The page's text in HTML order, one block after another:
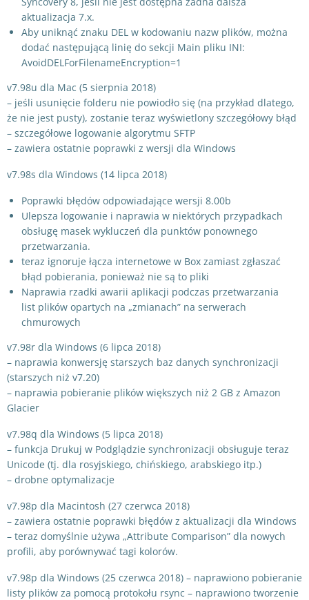
aktualizacja 7.x.
Aby uniknąć znaku DEL w kodowaniu nazw plików, można
dodać następującą linię do sekcji Main pliku INI:
AvoidDELForFilenameEncryption=1
v7.98u dla Mac (5 sierpnia 2018)
– jeśli usunięcie folderu nie powiodło się (na przykład dlatego,
że nie jest pusty), zostanie teraz wyświetlony szczegółowy błąd
– szczegółowe logowanie algorytmu SFTP
– zawiera ostatnie poprawki z wersji dla Windows
v7.98s dla Windows (14 lipca 2018)
Poprawki błędów odpowiadające wersji 8.00b
Ulepsza logowanie i naprawia w niektórych przypadkach
obsługę masek wykluczeń dla punktów ponownego
przetwarzania.
teraz ignoruje łącza internetowe w Box zamiast zgłaszać
błąd pobierania, ponieważ nie są to pliki
Naprawia rzadki awarii aplikacji podczas przetwarzania
list plików opartych na „zmianach” na serwerach
chmurowych
v7.98r dla Windows (6 lipca 2018)
– naprawia konwersję starszych baz danych synchronizacji
(starszych niż v7.20)
– naprawia pobieranie plików większych niż 2 GB z Amazon
Glacier
v7.98q dla Windows (5 lipca 2018)
– funkcja Drukuj w Podglądzie synchronizacji obsługuje teraz
Unicode (tj. dla rosyjskiego, chińskiego, arabskiego itp.)
– drobne optymalizacje
v7.98p dla Macintosh (27 czerwca 2018)
– zawiera ostatnie poprawki błędów z aktualizacji dla Windows
– teraz domyślnie używa „Attribute Comparison” dla nowych
profili, aby porównywać tagi kolorów.
v7.98p dla Windows (25 czerwca 2018) – naprawiono pobieranie
listy plików za pomocą protokołu rsync – naprawiono tworzenie